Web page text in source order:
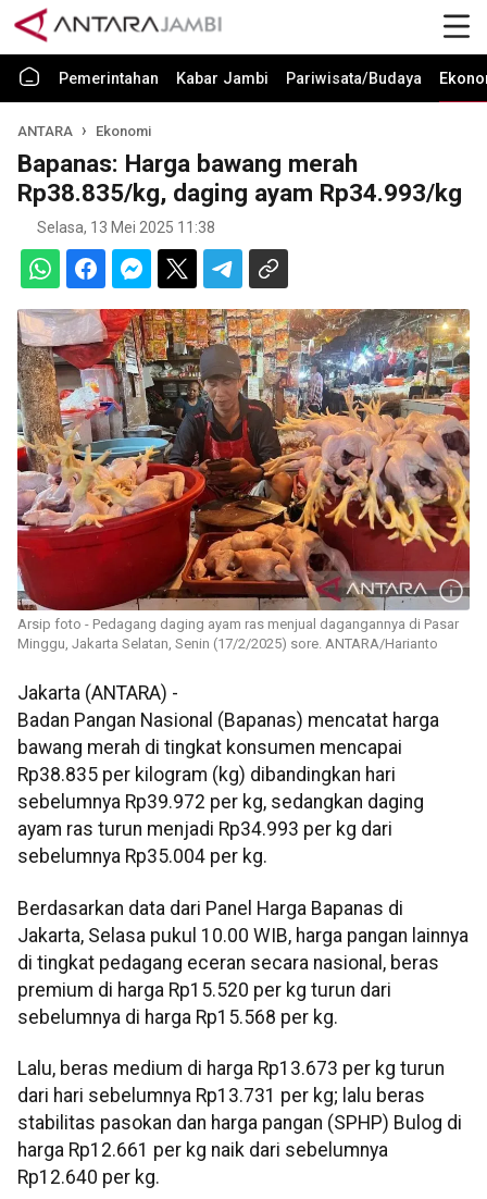
Pemerintahan Kabar Jambi Pariwisata/Budaya
ANTARA Ekonomi
Bapanas: Harga bawang merah
Rp38.835/kg, daging ayam Rp34.993/kg
Selasa, 13 Mei 2025 11:38
Arsip foto - Pedagang daging ayam ras menjual dagangannya di Pasar
Minggu, Jakarta Selatan, Senin (17/2/2025) sore. ANTARA/Harianto
Jakarta (ANTARA) -
Badan Pangan Nasional (Bapanas) mencatat harga
bawang merah di tingkat konsumen mencapai
Rp38.835 per kilogram (kg) dibandingkan hari
sebelumnya Rp39.972 per kg, sedangkan daging
ayam ras turun menjadi Rp34.993 per kg dari
sebelumnya Rp35.004 per kg.
Berdasarkan data dari Panel Harga Bapanas di
Jakarta, Selasa pukul 10.00 WIB, harga pangan lainnya
di tingkat pedagang eceran secara nasional, beras
premium di harga Rp15.520 per kg turun dari
sebelumnya di harga Rp15.568 per kg.
Lalu, beras medium di harga Rp13.673 per kg turun
dari hari sebelumnya Rp13.731 per kg; lalu beras
stabilitas pasokan dan harga pangan (SPHP) Bulog di
harga Rp12.661 per kg naik dari sebelumnya
Rp12.640 per kg.